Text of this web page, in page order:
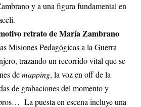
y a una figura fundamental en
retrato de María Zambrano
Misiones Pedagógicas a la Guerra
trazando un recorrido vital que se
demapping, la voz en off de la
de grabaciones del momento y
La puesta en escena incluye una